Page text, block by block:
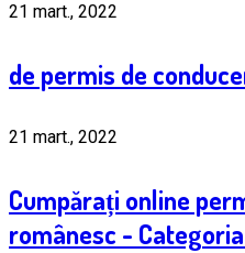
21 mart., 2022
de permis de
21 mart., 2022
Cumpărați online
românesc - Categoria